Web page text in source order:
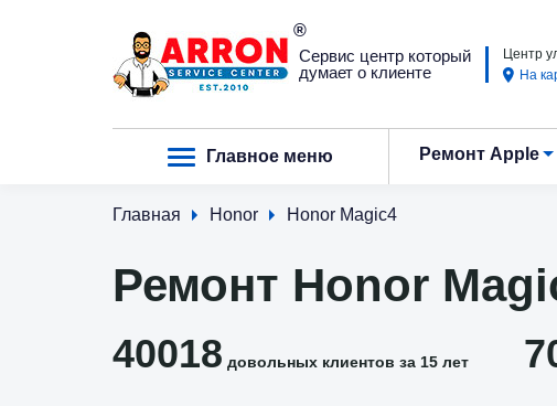
Сервис центр который
думает о клиенте
Центр
На
Главное меню Ремонт Apple
Главная Honor Honor Magic4
Ремонт Honor
40018 довольных клиентов за 15 лет